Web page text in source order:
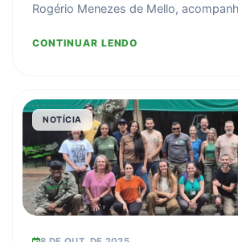
Rogério Menezes de Mello,
CONTINUAR LENDO
NOTÍCIA